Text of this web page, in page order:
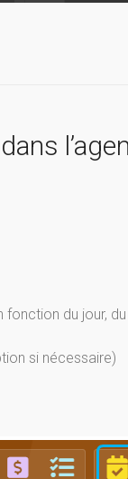
du jour,
si nécessaire)